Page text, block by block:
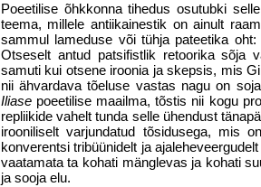
Poeetilise õhkkonna tihedus osutubki
teema, millele antiikainestik on ainult
sammul lameduse või tühja pateetika
Otseselt antud patsifistlik retoorika sõja
samuti kui otsene iroonia ja skepsis, mis
nii ähvardava tõeluse vastas nagu on
Iliase poeetilise maailma, tõstis nii kogu
repliikide vahelt tunda selle ühendust
irooniliselt varjundatud tõsidusega, mis
konverentsi tribüünidelt ja
vaatamata ta kohati mänglevas ja kohati
ja sooja elu.